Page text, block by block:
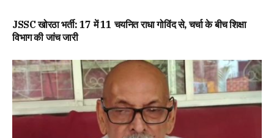
JSSC खोरठा भर्ती: 17 में 11 चयनित राधा गोविंद से, चर्चा के बीच शिक्षा
विभाग की जांच जारी